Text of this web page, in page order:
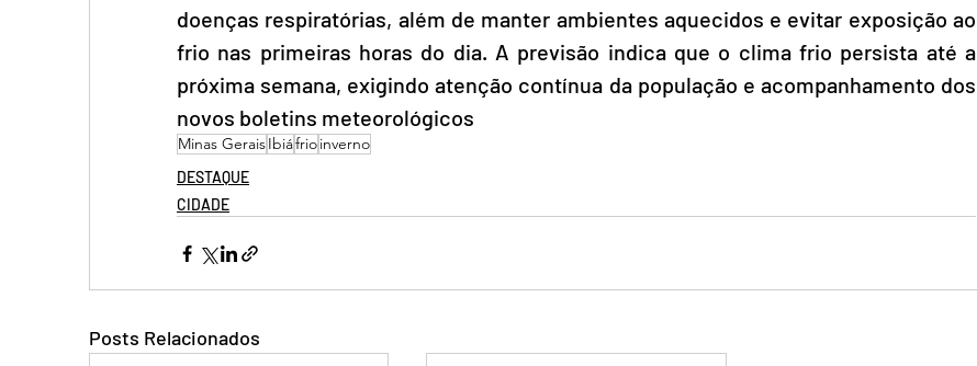
doenças respiratórias, além de manter ambientes aquecidos e evitar exposição ao
frio nas primeiras horas do dia. A previsão indica que o clima frio persista até a
próxima semana, exigindo atenção contínua da população e acompanhamento dos
novos boletins meteorológicos
Minas GeraisIbiáfrioinverno
DESTAQUE
CIDADE
Posts Relacionados